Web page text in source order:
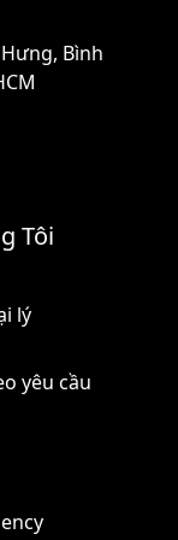
Bình
Tôi
lý
yêu cầu